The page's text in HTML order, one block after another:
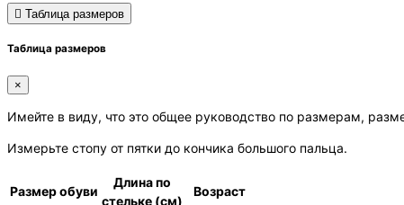
Таблица размеров
Таблица размеров
×
Имейте в виду, что это общее руководство по размерам,
Измерьте стопу от пятки до кончика большого пальца.
Размер обуви
Длина по
стельке (см)
Возраст